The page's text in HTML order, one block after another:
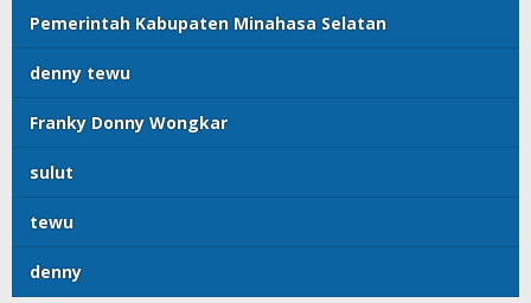
Pemerintah Kabupaten Minahasa Selatan
denny tewu
Franky Donny Wongkar
sulut
tewu
denny